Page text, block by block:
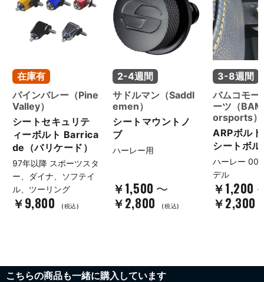
お買い物を続ける カートへ進む
在庫有
パインバレー（Pine
Valley）
シートセキュリテ
ィーボルト Barrica
de（バリケード）
97年以降 スポーツスタ
ー、ダイナ、ソフテイ
ル、ツーリング
￥9,800 (税込)
2-4週間
サドルマン（Saddl
emen）
シートマウントノ
ブ
ハーレー用
￥1,500 ～
￥2,800 (税込)
3-8週間
バムコモー
ーツ（
orsports）
ARPボル
シートボル
ハーレー 00
デル
￥1,200
￥2,300
こちらの商品も一緒に購入しています